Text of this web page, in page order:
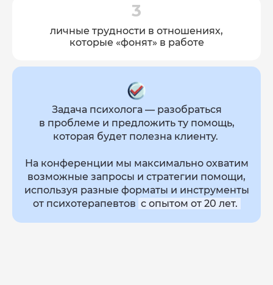
3
личные трудности в отношениях,
которые «фонят» в работе
Задача психолога — разобраться
в проблеме и предложить ту помощь,
которая будет полезна клиенту.
На конференции мы максимально охватим
возможные запросы и стратегии помощи,
используя разные форматы и инструменты
от психотерапевтов с опытом от 20 лет.